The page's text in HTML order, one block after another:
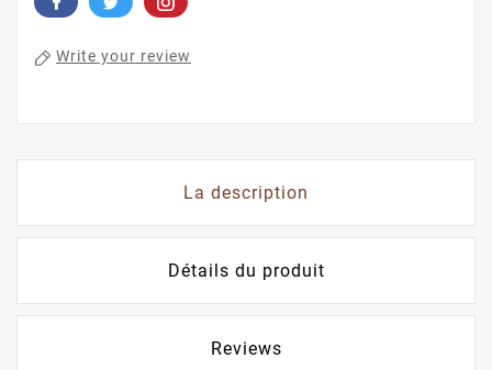
Write your review
La description
Détails du produit
Reviews